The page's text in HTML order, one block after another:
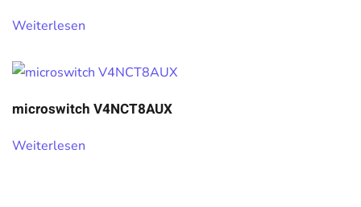
Weiterlesen
microswitch V4NCT8AUX
Weiterlesen